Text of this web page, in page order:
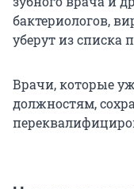
бактериологов,
уберут из списка
Врачи, которые
должностям,